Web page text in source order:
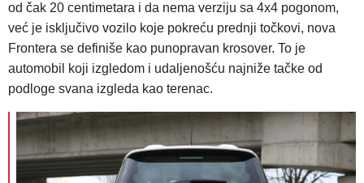
od čak 20 centimetara i da nema verziju sa 4x4 pogonom,
već je isključivo vozilo koje pokreću prednji točkovi, nova
Frontera se definiše kao punopravan krosover. To je
automobil koji izgledom i udaljenošću najniže tačke od
podloge svana izgleda kao terenac.